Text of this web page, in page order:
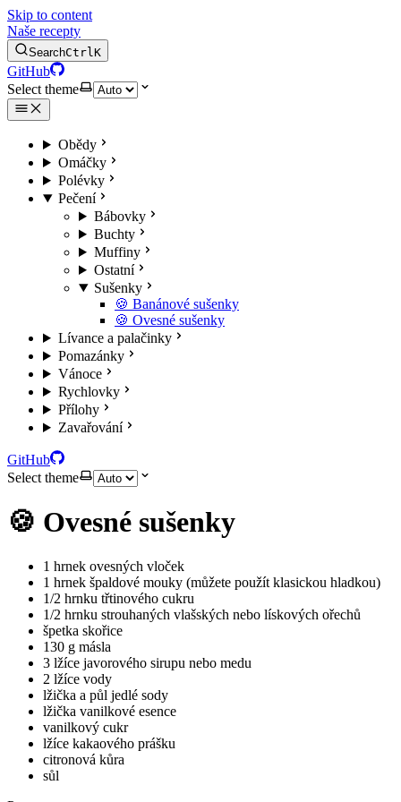
Skip to content
Naše recepty
SearchCtrlK
GitHub
Select theme
Obědy
Omáčky
Polévky
Pečení
Bábovky
Buchty
Muffiny
Ostatní
Sušenky
🍪 Banánové sušenky
🍪 Ovesné sušenky
Lívance a palačinky
Pomazánky
Vánoce
Rychlovky
Přílohy
Zavařování
GitHub
Select theme
🍪 Ovesné sušenky
1 hrnek ovesných vloček
1 hrnek špaldové mouky (můžete použít klasickou hladkou)
1/2 hrnku třtinového cukru
1/2 hrnku strouhaných vlašských nebo lískových ořechů
špetka skořice
130 g másla
3 lžíce javorového sirupu nebo medu
2 lžíce vody
lžička a půl jedlé sody
lžička vanilkové esence
vanilkový cukr
lžíce kakaového prášku
citronová kůra
sůl